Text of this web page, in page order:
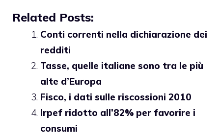
Related Posts:
Conti correnti nella dichiarazione dei
redditi
Tasse, quelle italiane sono tra le più
alte d’Europa
Fisco, i dati sulle riscossioni 2010
Irpef ridotto all’82% per favorire i
consumi